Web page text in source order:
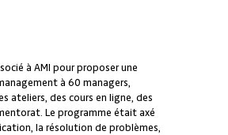
à AMI pour proposer une
à 60 managers,
ateliers, des cours en ligne, des
Le programme était axé
la résolution de problèmes,